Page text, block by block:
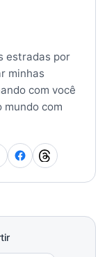
estradas por
minhas
com você
com